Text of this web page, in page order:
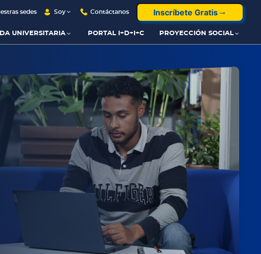
sedes Soy Contáctanos Inscríbete Gratis
UNIVERSITARIA PORTAL I+D+I+C PROYECCIÓN SOCIAL